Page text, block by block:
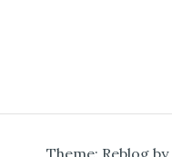
Theme: Reblog by